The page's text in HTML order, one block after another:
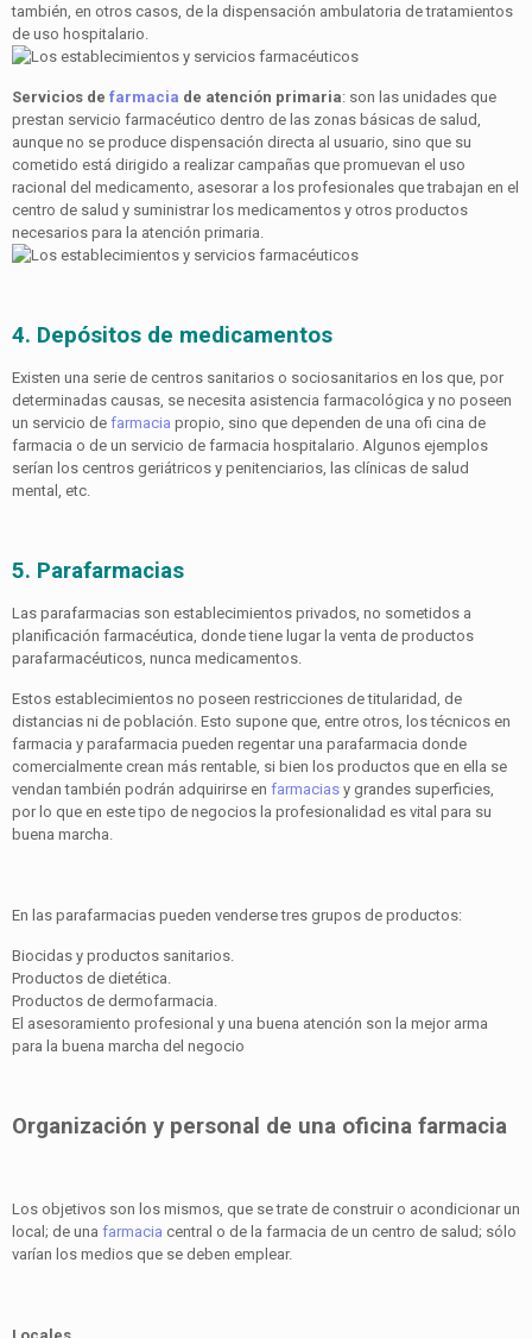
también, en otros casos, de la dispensación ambulatoria de tratamientos
de uso hospitalario.
Servicios de farmacia de atención primaria: son las unidades que
prestan servicio farmacéutico dentro de las zonas básicas de salud,
aunque no se produce dispensación directa al usuario, sino que su
cometido está dirigido a realizar campañas que promuevan el uso
racional del medicamento, asesorar a los profesionales que trabajan en el
centro de salud y suministrar los medicamentos y otros productos
necesarios para la atención primaria.
4. Depósitos de medicamentos
Existen una serie de centros sanitarios o sociosanitarios en los que, por
determinadas causas, se necesita asistencia farmacológica y no poseen
un servicio de farmacia propio, sino que dependen de una ofi cina de
farmacia o de un servicio de farmacia hospitalario. Algunos ejemplos
serían los centros geriátricos y penitenciarios, las clínicas de salud
mental, etc.
5. Parafarmacias
Las parafarmacias son establecimientos privados, no sometidos a
planificación farmacéutica, donde tiene lugar la venta de productos
parafarmacéuticos, nunca medicamentos.
Estos establecimientos no poseen restricciones de titularidad, de
distancias ni de población. Esto supone que, entre otros, los técnicos en
farmacia y parafarmacia pueden regentar una parafarmacia donde
comercialmente crean más rentable, si bien los productos que en ella se
vendan también podrán adquirirse en farmacias y grandes superficies,
por lo que en este tipo de negocios la profesionalidad es vital para su
buena marcha.
En las parafarmacias pueden venderse tres grupos de productos:
Biocidas y productos sanitarios.
Productos de dietética.
Productos de dermofarmacia.
El asesoramiento profesional y una buena atención son la mejor arma
para la buena marcha del negocio
Organización y personal de una oficina farmacia
Los objetivos son los mismos, que se trate de construir o acondicionar un
local; de una farmacia central o de la farmacia de un centro de salud; sólo
varían los medios que se deben emplear.